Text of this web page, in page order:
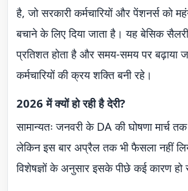
है, जो सरकारी कर्मचारियों और पेंशनर्स को
बचाने के लिए दिया जाता है। यह बेसिक
प्रतिशत होता है और समय-समय पर बढ़ाया
कर्मचारियों की क्रय शक्ति बनी रहे।
2026 में क्यों हो रही है देरी?
सामान्यतः जनवरी के DA की घोषणा मार्च
लेकिन इस बार अप्रैल तक भी फैसला नहीं
विशेषज्ञों के अनुसार इसके पीछे कई कारण